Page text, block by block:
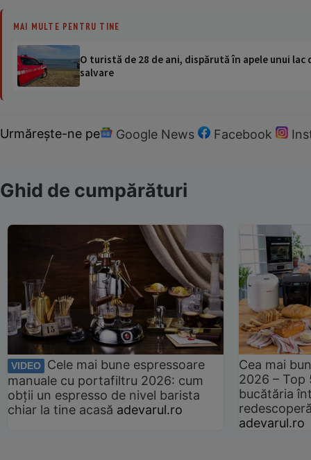
MAI MULTE PENTRU TINE
O turistă de 28 de ani, dispărută în apele unui
salvare
Urmărește-ne pe Google News Facebook
Ghid de cumpărături
VIDEO
Cele mai bune espressoare
manuale cu portafiltru 2026: cum
obții un espresso de nivel barista
chiar la tine acasă adevarul.ro
Cea mai
2026 –
bucătăria
adevarul.ro